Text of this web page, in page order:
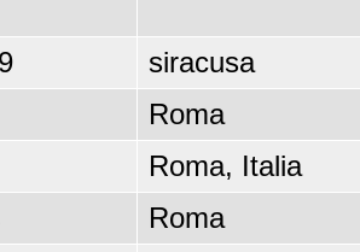
siracusa
Roma
Roma, Italia
Roma